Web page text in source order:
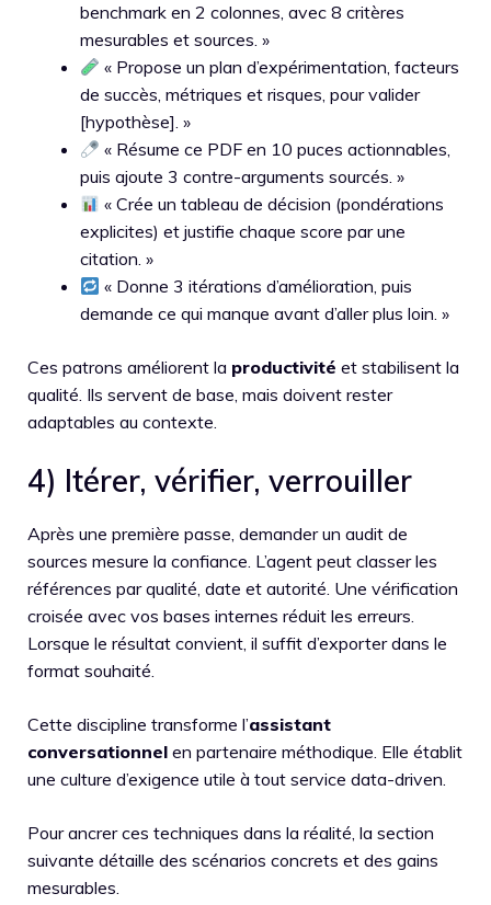
benchmark en 2 colonnes, avec 8 critères
mesurables et sources. »
« Propose un plan d’expérimentation, facteurs
de succès, métriques et risques, pour valider
[hypothèse]. »
« Résume ce PDF en 10 puces actionnables,
puis ajoute 3 contre-arguments sourcés. »
« Crée un tableau de décision (pondérations
explicites) et justifie chaque score par une
citation. »
« Donne 3 itérations d’amélioration, puis
demande ce qui manque avant d’aller plus loin. »
Ces patrons améliorent la productivité et stabilisent la
qualité. Ils servent de base, mais doivent rester
adaptables au contexte.
4) Itérer, vérifier, verrouiller
Après une première passe, demander un audit de
sources mesure la confiance. L’agent peut classer les
références par qualité, date et autorité. Une vérification
croisée avec vos bases internes réduit les erreurs.
Lorsque le résultat convient, il suffit d’exporter dans le
format souhaité.
Cette discipline transforme l’assistant
conversationnel en partenaire méthodique. Elle établit
une culture d’exigence utile à tout service data-driven.
Pour ancrer ces techniques dans la réalité, la section
suivante détaille des scénarios concrets et des gains
mesurables.